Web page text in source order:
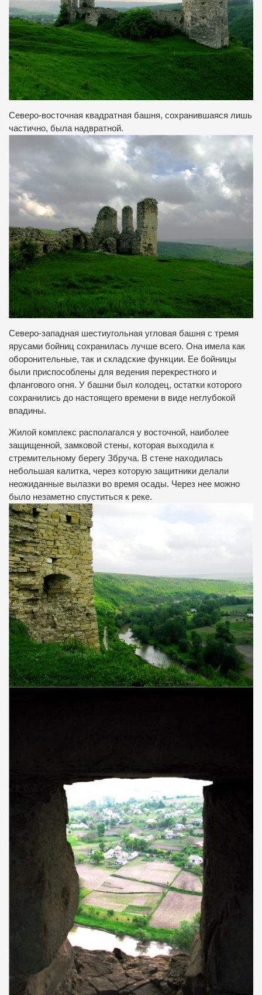
Северо-восточная квадратная башня, сохранившаяся лишь
частично, была надвратной.
Северо-западная шестиугольная угловая башня с тремя
ярусами бойниц сохранилась лучше всего. Она имела как
оборонительные, так и складские функции. Ее бойницы
были приспособлены для ведения перекрестного и
флангового огня. У башни был колодец, остатки которого
сохранились до настоящего времени в виде неглубокой
впадины.
Жилой комплекс располагался у восточной, наиболее
защищенной, замковой стены, которая выходила к
стремительному берегу Збруча. В стене находилась
небольшая калитка, через которую защитники делали
неожиданные вылазки во время осады. Через нее можно
было незаметно спуститься к реке.